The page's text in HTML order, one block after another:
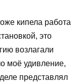
кипела работа
это
возлагали
моё удивление,
представлял